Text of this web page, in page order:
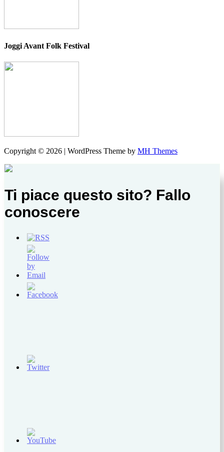
Joggi Avant Folk Festival
Copyright © 2026 | WordPress Theme by MH Themes
Ti piace questo sito? Fallo
conoscere